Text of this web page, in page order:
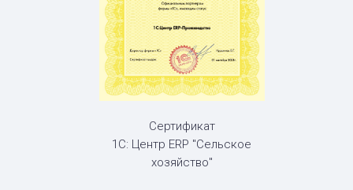
Сертификат
1С: Центр ERP "Сельское
хозяйство"